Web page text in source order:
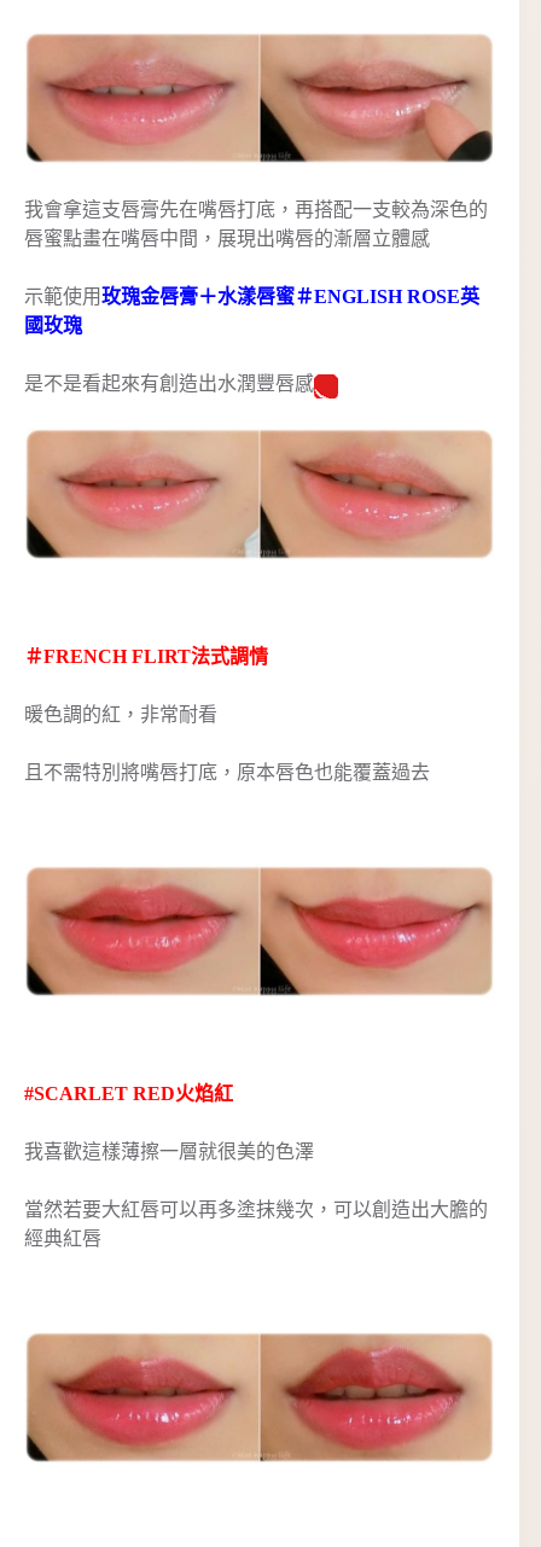
我會拿這支唇膏先在嘴唇打底，再搭配一支較為深色的
唇蜜點畫在嘴唇中間，展現出嘴唇的漸層立體感
示範使用玫瑰金唇膏＋水漾唇蜜＃ENGLISH ROSE英
國玫瑰
是不是看起來有創造出水潤豐唇感
＃FRENCH FLIRT法式調情
暖色調的紅，非常耐看
且不需特別將嘴唇打底，原本唇色也能覆蓋過去
#SCARLET RED火焰紅
我喜歡這樣薄擦一層就很美的色澤
當然若要大紅唇可以再多塗抹幾次，可以創造出大膽的
經典紅唇